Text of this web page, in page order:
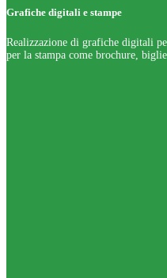
Grafiche digitali e stampe
Realizzazione di grafiche digitali
per la stampa come brochure,